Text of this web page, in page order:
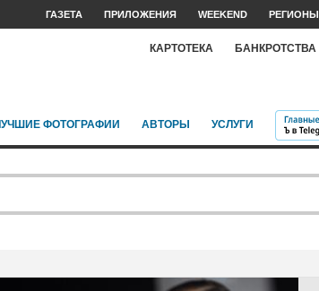
ГАЗЕТА ПРИЛОЖЕНИЯ WEEKEND РЕГИОНЫ
КАРТОТЕКА БАНКРОТСТВА
ФОТОГРАФИИ АВТОРЫ УСЛУГИ